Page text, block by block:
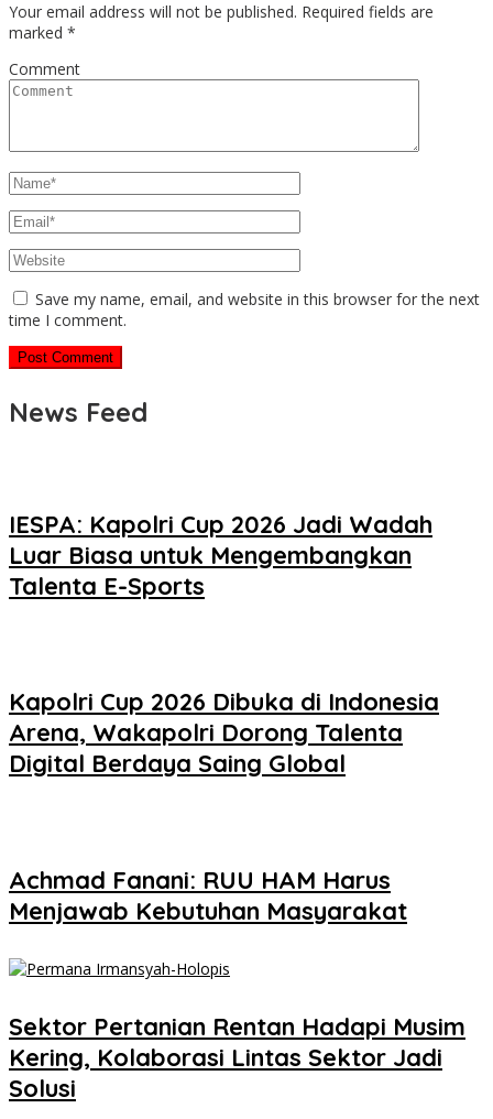
Your email address will not be published. Required fields are
marked *
Comment
Save my name, email, and website in this browser for the next
time I comment.
News Feed
IESPA: Kapolri Cup 2026 Jadi Wadah
Luar Biasa untuk Mengembangkan
Talenta E-Sports
Kapolri Cup 2026 Dibuka di Indonesia
Arena, Wakapolri Dorong Talenta
Digital Berdaya Saing Global
Achmad Fanani: RUU HAM Harus
Menjawab Kebutuhan Masyarakat
Sektor Pertanian Rentan Hadapi Musim
Kering, Kolaborasi Lintas Sektor Jadi
Solusi